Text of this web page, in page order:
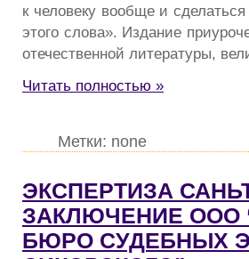
к человеку вообще и
этого слова». Издание
отечественной литературы,
Читать полностью »
Метки: none
ЭКСПЕРТИЗА
ЗАКЛЮЧЕНИЕ ООО
БЮРО СУДЕБНЫХ